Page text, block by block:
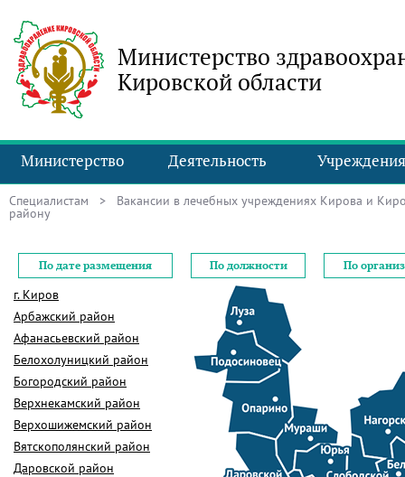
Министерство
Кировской области
Министерство Деятельность Учреждения
Специалистам > Вакансии в лечебных учреждениях Кирова и
району
По дате размещения По должности По
г. Киров
Арбажский район
Афанасьевский район
Белохолуницкий район
Богородский район
Верхнекамский район
Верхошижемский район
Вятскополянский район
Даровской район